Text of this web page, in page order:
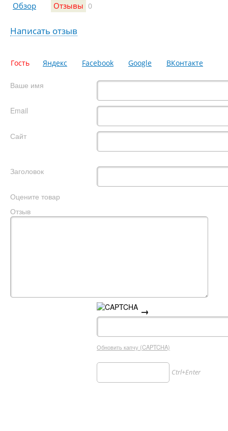
Обзор Отзывы 0
Написать отзыв
Гость Яндекс Facebook Google ВКонтакте
Ваше имя
Email
Сайт
Заголовок
Оцените товар
Отзыв
→
Обновить капчу (CAPTCHA)
Ctrl+Enter